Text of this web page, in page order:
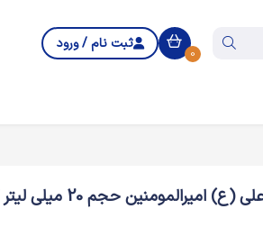
0
ثبت نام / ورود
حجم 20 میلی لیتر کد 103831